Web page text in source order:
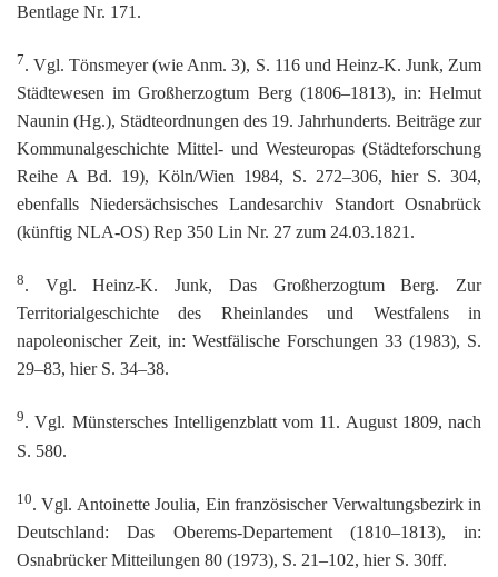
Bentlage Nr. 171.
7. Vgl. Tönsmeyer (wie Anm. 3), S. 116 und Heinz-K. Junk, Zum
Städtewesen im Großherzogtum Berg (1806–1813), in: Helmut
Naunin (Hg.), Städteordnungen des 19. Jahrhunderts. Beiträge zur
Kommunalgeschichte Mittel- und Westeuropas (Städteforschung
Reihe A Bd. 19), Köln/Wien 1984, S. 272–306, hier S. 304,
ebenfalls Niedersächsisches Landesarchiv Standort Osnabrück
(künftig NLA-OS) Rep 350 Lin Nr. 27 zum 24.03.1821.
8. Vgl. Heinz-K. Junk, Das Großherzogtum Berg. Zur
Territorialgeschichte des Rheinlandes und Westfalens in
napoleonischer Zeit, in: Westfälische Forschungen 33 (1983), S.
29–83, hier S. 34–38.
9. Vgl. Münstersches Intelligenzblatt vom 11. August 1809, nach
S. 580.
10. Vgl. Antoinette Joulia, Ein französischer Verwaltungsbezirk in
Deutschland: Das Oberems-Departement (1810–1813), in:
Osnabrücker Mitteilungen 80 (1973), S. 21–102, hier S. 30ff.